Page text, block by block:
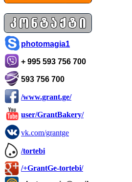
photomagia1
+ 995 593 756 700
593 756 700
/www.grant.ge/
user/GrantBakery/
vk.com/grantge
/tortebi
/+GrantGe-tortebi/